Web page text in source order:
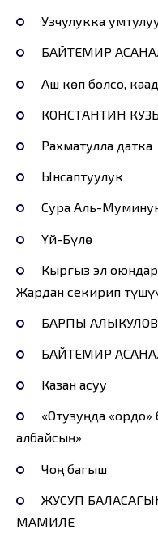
Узчулукка
БАЙТЕМИР
Аш көп болсо,
КОНСТАНТИН
Рахматулла датка
Ынсаптуулук
Сура Аль-
Үй-Бүлө
Кыргыз эл
Жардан секирип
БАРПЫ
БАЙТЕМИР
Казан асуу
«Отузуңда
албайсың»
Чоң багыш
ЖУСУП
МАМИЛЕ